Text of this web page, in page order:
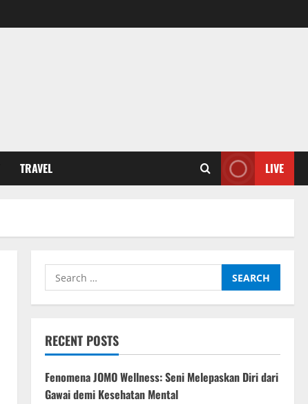
TRAVEL LIVE
Search
for:
RECENT POSTS
Fenomena JOMO Wellness: Seni Melepaskan Diri dari
Gawai demi Kesehatan Mental